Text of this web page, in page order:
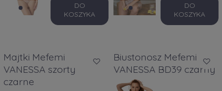
DO
KOSZYKA
DO
KOSZYKA
Majtki Mefemi
VANESSA szorty
czarne
Biustonosz Mefemi
VANESSA BD39 czarny